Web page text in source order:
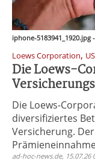
iphone-5183941_1920.jpg
Loews Corporation,
Die Loews-
Die Loews-
diversifiziertes
Versicherung.
ad-hoc-news.de, 15.07.26